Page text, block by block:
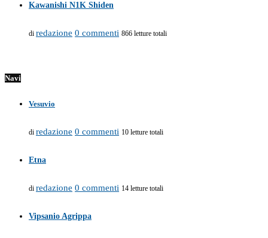
Kawanishi N1K Shiden
di redazione 0 commenti 866 letture totali
Navi
Vesuvio
di redazione 0 commenti 10 letture totali
Etna
di redazione 0 commenti 14 letture totali
Vipsanio Agrippa